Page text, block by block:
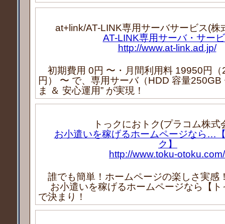
at+link/AT-LINK専用サーバサービス(株
AT-LINK専用サーバ・サー
http://www.at-link.ad.jp/
初期費用 0円 〜・月間利用料 19950円（
円） 〜 で、専用サーバ（HDD 容量250GB
ま ＆ 安心運用” が実現！
トっクにおトク(プラコム株式
お小遣いを稼げるホームページなら…
ク】
http://www.toku-otoku.com/
誰でも簡単！ホームページの楽しさ実感
お小遣いを稼げるホームページなら【ト
で決まり！